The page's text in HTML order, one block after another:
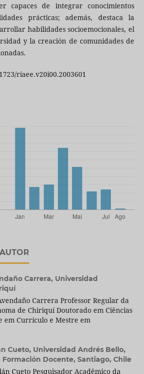
capaces de integrar conocimientos
prácticas; además, destaca la
habilidades socioemocionales, el
y la creación de comunidades de
riaee.v20i00.2003601
Carrera, Universidad
Carrera Professor Regular da
de Chiriquí Doutorado em Ciências
em Currículo e Mestre em
Cueto, Universidad Andrés Bello,
Docente, Santiago, Chile
Cueto Pesquisador Acadêmico da